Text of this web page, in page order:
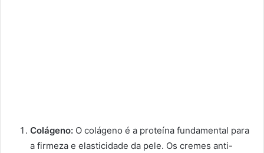
Colágeno: O colágeno é a proteína fundamental para
a firmeza e elasticidade da pele. Os cremes anti-